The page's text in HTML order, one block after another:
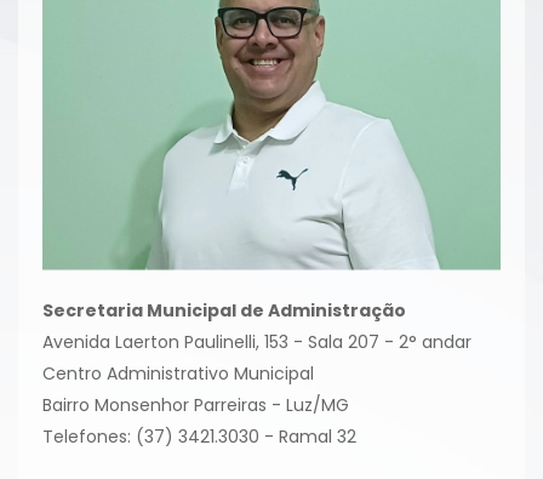
Secretaria Municipal de Administração
Avenida Laerton Paulinelli, 153 - Sala 207 - 2° andar
Centro Administrativo Municipal
Bairro Monsenhor Parreiras - Luz/MG
Telefones: (37) 3421.3030 - Ramal 32